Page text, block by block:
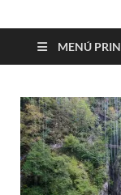
MENÚ